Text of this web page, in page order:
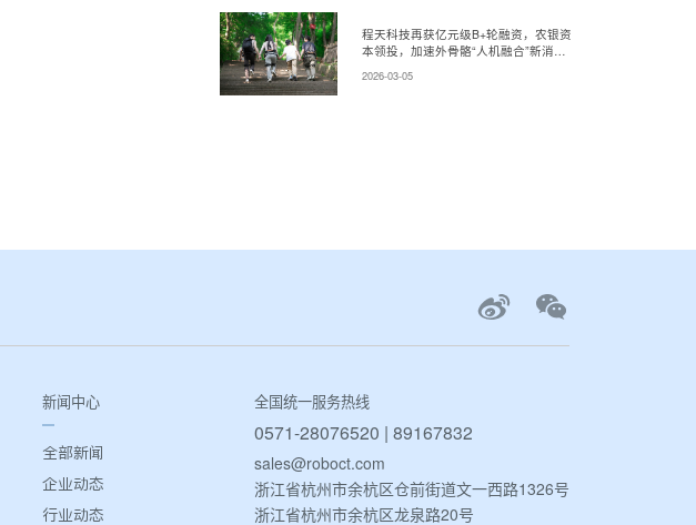
程天科技再获亿元级B+轮融资，农银资
本领投，加速外骨骼“人机融合”新消费
2026-03-05
新闻中心
全部新闻
企业动态
行业动态
全国统一服务热线
0571-28076520 | 89167832
sales@roboct.com
浙江省杭州市余杭区仓前街道文一西路1326号
浙江省杭州市余杭区龙泉路20号